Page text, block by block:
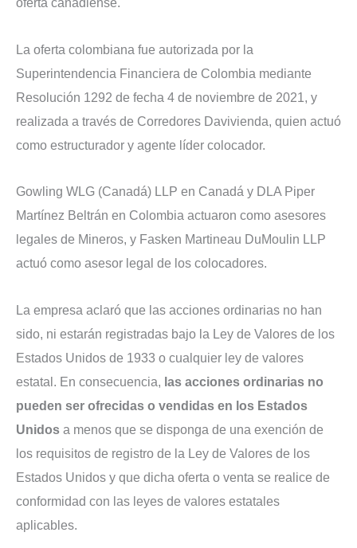
La oferta colombiana fue autorizada por la
Superintendencia Financiera de Colombia mediante
Resolución 1292 de fecha 4 de noviembre de 2021, y
realizada a través de Corredores Davivienda, quien actuó
como estructurador y agente líder colocador.
Gowling WLG (Canadá) LLP en Canadá y DLA Piper
Martínez Beltrán en Colombia actuaron como asesores
legales de Mineros, y Fasken Martineau DuMoulin LLP
actuó como asesor legal de los colocadores.
La empresa aclaró que las acciones ordinarias no han
sido, ni estarán registradas bajo la Ley de Valores de los
Estados Unidos de 1933 o cualquier ley de valores
estatal. En consecuencia, las acciones ordinarias no
pueden ser ofrecidas o vendidas en los Estados
Unidos a menos que se disponga de una exención de
los requisitos de registro de la Ley de Valores de los
Estados Unidos y que dicha oferta o venta se realice de
conformidad con las leyes de valores estatales
aplicables.